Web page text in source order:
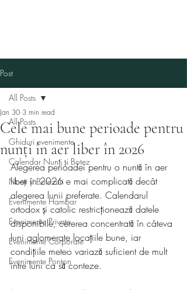
Post
All Posts
Ghiduri evenimente
Calendar Nunți și Botez
Nunți și Botezuri
Evenimente Hambar
Evenimente Private
Evenimente Corporate
Evenimente Ponton
All Posts
Cele mai bune perioade pentru
nunți în aer liber în 2026
Jan 30 3 min read
Alegerea perioadei pentru o nuntă în aer
liber în 2026 e mai complicată decât
alegerea lunii preferate. Calendarul
ortodox și catolic restricționează datele
disponibile, cererea concentrată în câteva
luni aglomerate locațiile bune, iar
condițiile meteo variază suficient de mult
între luni ca să conteze.